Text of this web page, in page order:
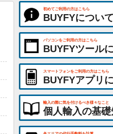
初めてご利用の方はこちら
BUYFYについて
パソコンをご利用の方はこちら
BUYFYツール
スマートフォンをご利用の方はこちら
BUYFYアプリ
輸入の際に気を付けるべき様々なこと
個人輸入の基